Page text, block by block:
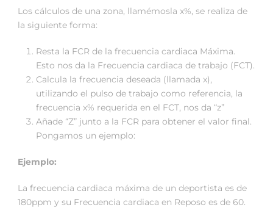
Los cálculos de una zona, llamémosla x%, se realiza de
la siguiente forma:
Resta la FCR de la frecuencia cardiaca Máxima.
Esto nos da la Frecuencia cardiaca de trabajo (FCT).
Calcula la frecuencia deseada (llamada x),
utilizando el pulso de trabajo como referencia, la
frecuencia x% requerida en el FCT, nos da “z”
Añade “Z” junto a la FCR para obtener el valor final.
Pongamos un ejemplo:
Ejemplo:
La frecuencia cardiaca máxima de un deportista es de
180ppm y su Frecuencia cardiaca en Reposo es de 60.